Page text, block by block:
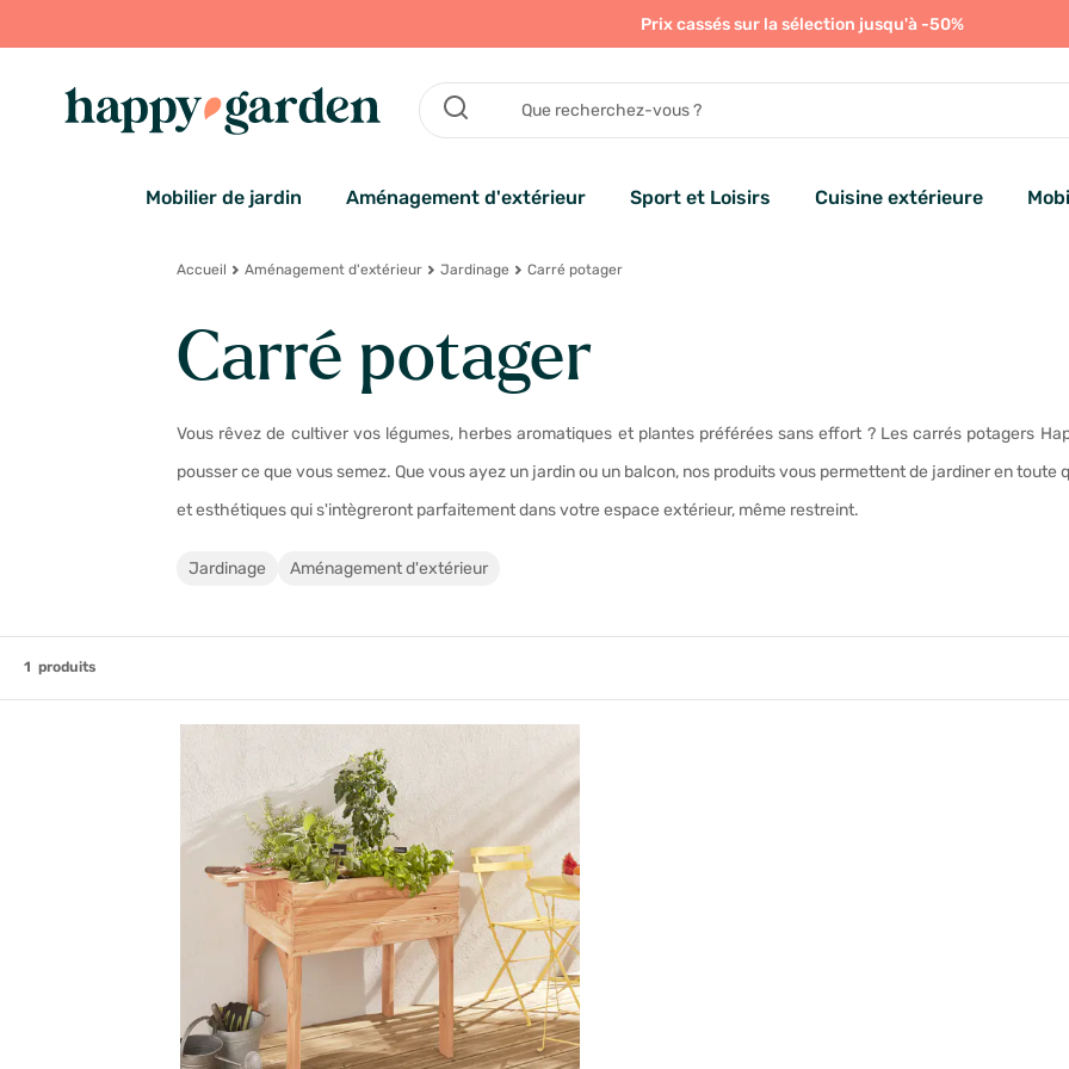
Prix cassés sur la sélection jusqu'à -50%
Mobilier de jardin Aménagement d'extérieur Sport et Loisirs Cuisine extérieure
Accueil Aménagement d'extérieur Jardinage Carré potager
Carré potager
Vous rêvez de cultiver vos légumes, herbes aromatiques et plantes préférées sans effort ? Les carrés potagers
pousser ce que vous semez. Que vous ayez un jardin ou un balcon, nos produits vous permettent de jardiner en
et esthétiques qui s'intègreront parfaitement dans votre espace extérieur, même restreint.
Jardinage Aménagement d'extérieur
1 produits